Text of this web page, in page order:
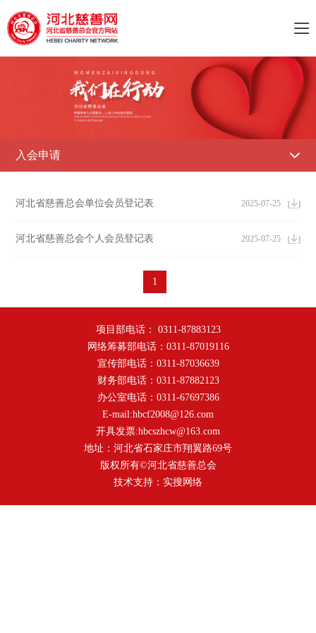

入会申请 
河北省慈善总会单位会员登记表 2025-07-25
河北省慈善总会个人会员登记表 2025-07-25
1
项目部电话： 0311-87883123
网络筹募部电话：0311-87019116
宣传部电话：0311-87036639
财务部电话：0311-87882123
办公室电话：0311-67697386
E-mail:hbcf2008@126.com
开具发票:hbcszhcw@163.com
地址：河北省石家庄市翔翼路69号
版权所有©河北省慈善总会
技术支持： 实搜网络